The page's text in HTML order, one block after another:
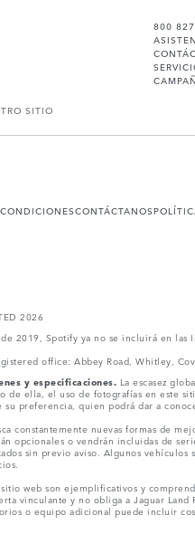
800
SITIO
CONTÁCTANOS
2026
2019, Spotify ya no se incluirá en las
office: Abbey Road, Whitley,
y especificaciones. La escasez
de ella, el uso de fotografías en este
preferencia, quien podrá dar a
constantemente nuevas formas de
opcionales o vendrán incluidas de
sin previo aviso. Algunos
sitio web son ejemplificativos y
vinculante y no obliga a Jaguar
o equipo adicional puede incluir